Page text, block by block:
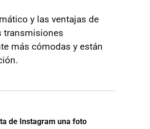
y las ventajas de
transmisiones
más cómodas y están
de Instagram una foto